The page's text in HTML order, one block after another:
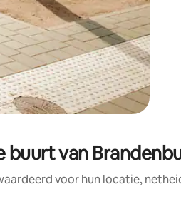
van
voor hun locatie,